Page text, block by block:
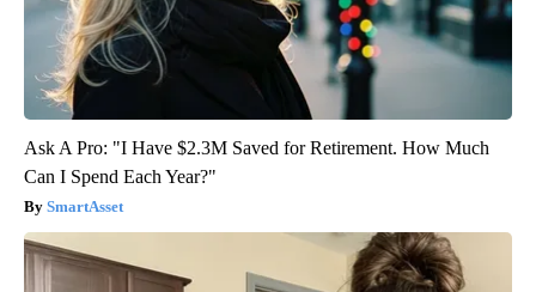
Ask A Pro: "I Have $2.3M Saved for Retirement. How Much
Can I Spend Each Year?"
SmartAsset